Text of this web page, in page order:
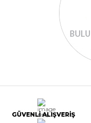
GÜVENLİ ALIŞVERİŞ